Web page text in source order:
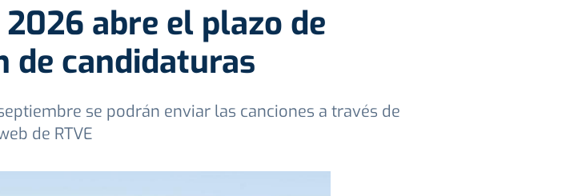
abre el plazo de
de candidaturas
se podrán enviar las canciones a través de
de RTVE